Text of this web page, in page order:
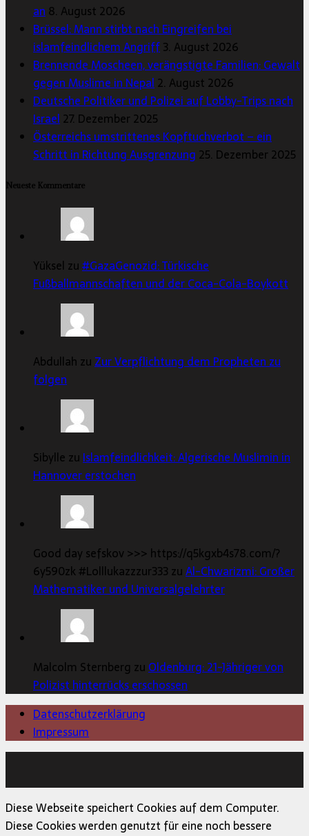
an8. August 2026
Brüssel: Mann stirbt nach Eingreifen bei
islamfeindlichem Angriff3. August 2026
Brennende Moscheen, verängstigte Familien: Gewalt
gegen Muslime in Nepal2. August 2026
Deutsche Politiker und Polizei auf Lobby-Trips nach
Israel27. Dezember 2025
Österreichs umstrittenes Kopftuchverbot – ein
Schritt in Richtung Ausgrenzung 25. Dezember 2025
Neueste Kommentare
Yüksel zu#GazaGenozid: Türkische
Fußballmannschaften und der Coca-Cola-Boykott
Abdullah zuZur Verpflichtung dem Propheten zu
folgen
Sibylle zuIslamfeindlichkeit: Algerische Muslimin in
Hannover erstochen
Good day sefskov >>> https://q5kgxb4s78.com/?
6y590zk #Lolllukazzzur333 zuAl-Chwarizmi: Großer
Mathematiker und Universalgelehrter
Malcolm Sternberg zuOldenburg: 21-Jähriger von
Polizist hinterrücks erschossen
Datenschutzerklärung
Impressum
Diese Webseite speichert Cookies auf dem Computer.
Diese Cookies werden genutzt für eine noch bessere